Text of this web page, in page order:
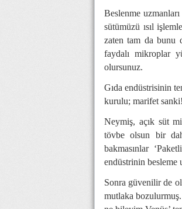
Beslenme
sütümüzü ısıl
zaten tam da bunu
faydalı mikroplar
olursunuz.
Gıda endüstrisinin
kurulu; marifet sanki!
Neymiş, açık süt
tövbe olsun bir
bakmasınlar
endüstrinin besleme
Sonra güvenilir de
mutlaka